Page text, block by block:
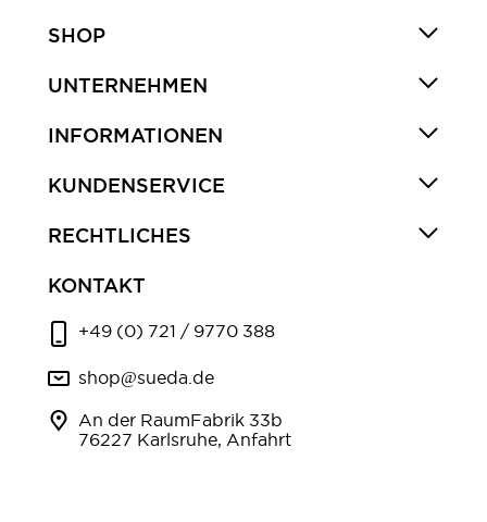
SHOP
UNTERNEHMEN
INFORMATIONEN
KUNDENSERVICE
RECHTLICHES
KONTAKT
+49 (0) 721 / 9770 388
shop@sueda.de
An der RaumFabrik 33b
76227 Karlsruhe, Anfahrt